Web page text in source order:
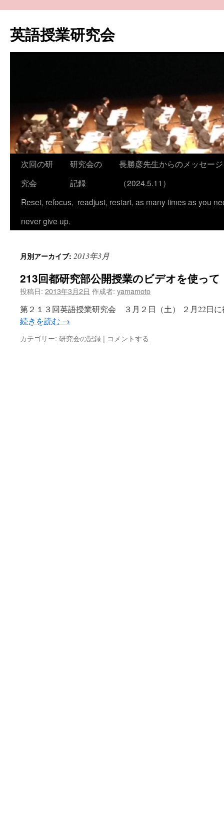
テ
ン
英語授業研究会
次回の研
究会
研究会の
記録
長勝彦先生からのメッセージ
（2024.5.11）
Reset, refocus, readjust, restart, as many times as you
never give up.
月別アーカイブ: 2013年3月
213回都研究部公開授業のビデオを使って
投稿日: 2013年3月2日 作成者: yamamoto
第２１３回英語授業研究会 ３月２日（土） ２月22日
続きを読む →
カテゴリー: 研究会の記録 | コメントする